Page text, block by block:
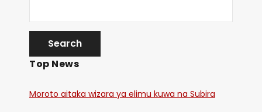
Top News
Moroto aitaka wizara ya elimu kuwa na Subira